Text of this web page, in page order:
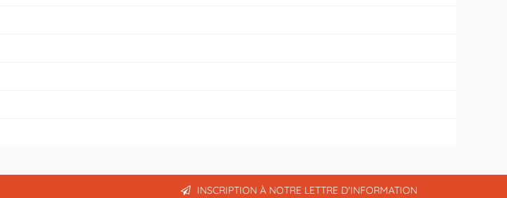
INSCRIPTION À NOTRE LETTRE D'INFORMATION